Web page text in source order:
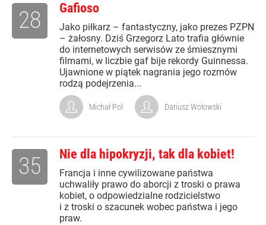
Gafioso
Jako piłkarz – fantastyczny, jako prezes PZPN
– żałosny. Dziś Grzegorz Lato trafia głównie
do internetowych serwisów ze śmiesznymi
filmami, w liczbie gaf bije rekordy Guinnessa.
Ujawnione w piątek nagrania jego rozmów
rodzą podejrzenia...
28
Michał Pol Dariusz Wołowski
Nie dla hipokryzji, tak dla kobiet!
Francja i inne cywilizowane państwa
uchwaliły prawo do aborcji z troski o prawa
kobiet, o odpowiedzialne rodzicielstwo
i z troski o szacunek wobec państwa i jego
praw.
35